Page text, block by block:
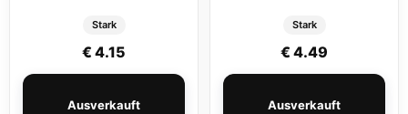
Stark
€ 4.15
Ausverkauft
Stark
€ 4.49
Ausverkauft